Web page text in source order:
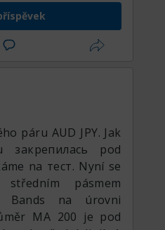
páru AUD JPY. Jak
pod
na тест. Nyní se
pásmem
Bands na úrovni
MA 200 je pod